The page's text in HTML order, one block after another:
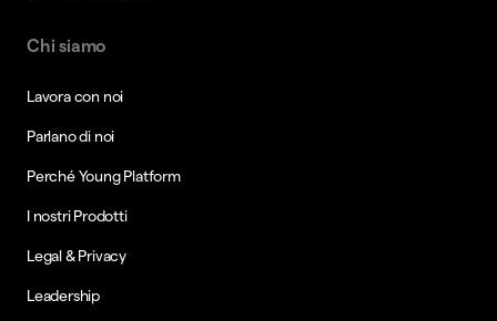
Chi siamo
Lavora con noi
Parlano di noi
Perché Young Platform
I nostri Prodotti
Legal & Privacy
Leadership